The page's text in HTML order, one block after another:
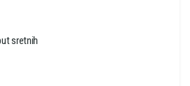
sretnih